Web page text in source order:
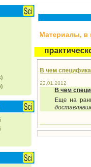
Материалы, в
В чем
22.01.2012
В чем
Еще на